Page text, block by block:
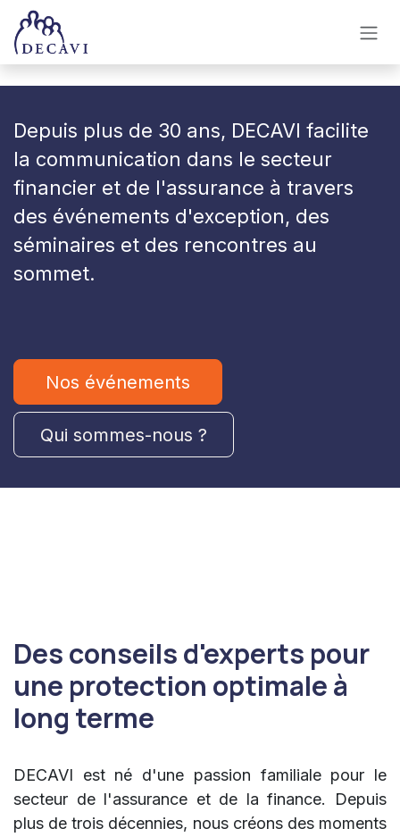
Se rendre au contenu
Depuis plus de 30 ans, DECAVI facilite
la communication dans le secteur
financier et de l'assurance à travers
des événements d'exception, des
séminaires et des rencontres au
sommet.
Nos événements
Qui sommes-nous ?
Des conseils d'experts pour
une protection optimale à
long terme
DECAVI est né d'une passion familiale pour le
secteur de l'assurance et de la finance. Depuis
plus de trois décennies, nous créons des moments